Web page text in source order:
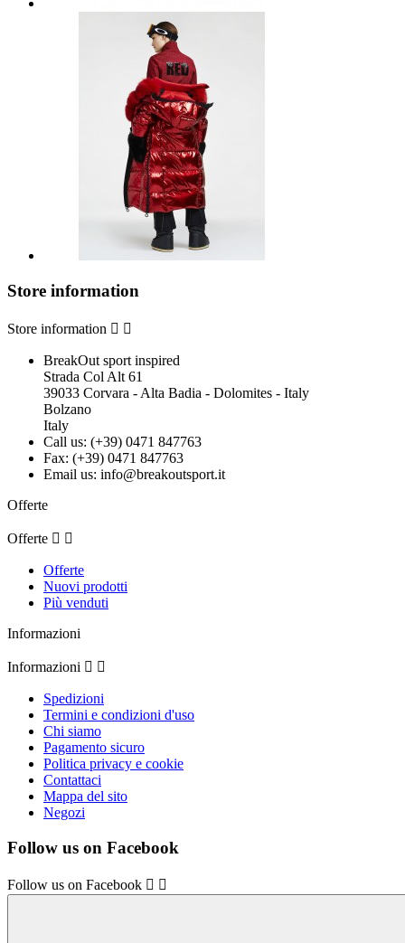
Store information
Store information  
BreakOut sport inspired
Strada Col Alt 61
39033 Corvara - Alta Badia - Dolomites - Italy
Bolzano
Italy
Call us: (+39) 0471 847763
Fax: (+39) 0471 847763
Email us: info@breakoutsport.it
Offerte
Offerte  
Offerte
Nuovi prodotti
Più venduti
Informazioni
Informazioni  
Spedizioni
Termini e condizioni d'uso
Chi siamo
Pagamento sicuro
Politica privacy e cookie
Contattaci
Mappa del sito
Negozi
Follow us on Facebook
Follow us on Facebook  